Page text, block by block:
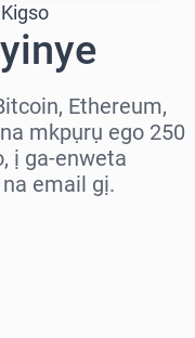
Kigso
Ethereum,
mkpụrụ ego 250
ị ga-enweta
email gị.